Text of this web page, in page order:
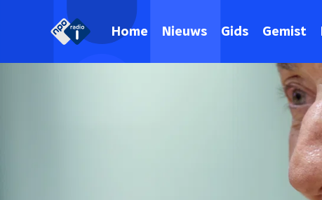
Home Nieuws Gids Gemist